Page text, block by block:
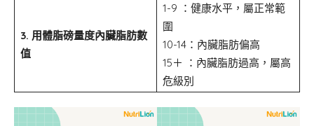
3. 用體脂磅量度內臟脂肪數
值
1-9 ：健康水平，屬正常範
圍
10-14：內臟脂肪偏高
15＋ ：內臟脂肪過高，屬高
危級別